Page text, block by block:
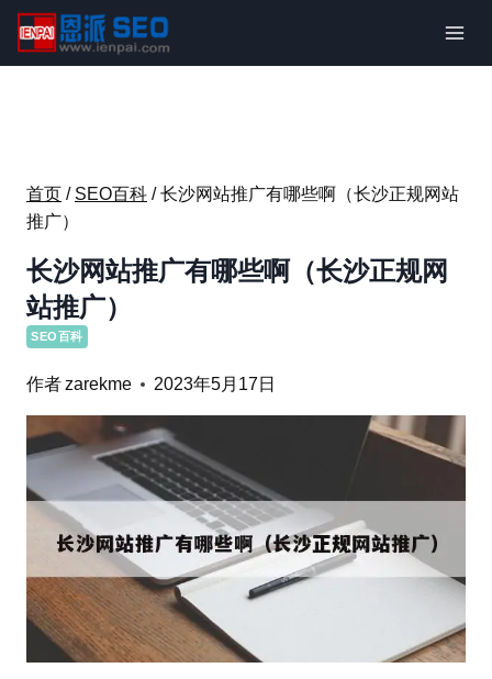
内
首页 / SEO百科 / 长沙网站推广有哪些啊（长沙正规网站
推广）
长沙网站推广有哪些啊（长沙正规网
站推广）
SEO百科
作者zarekme 2023年5月17日